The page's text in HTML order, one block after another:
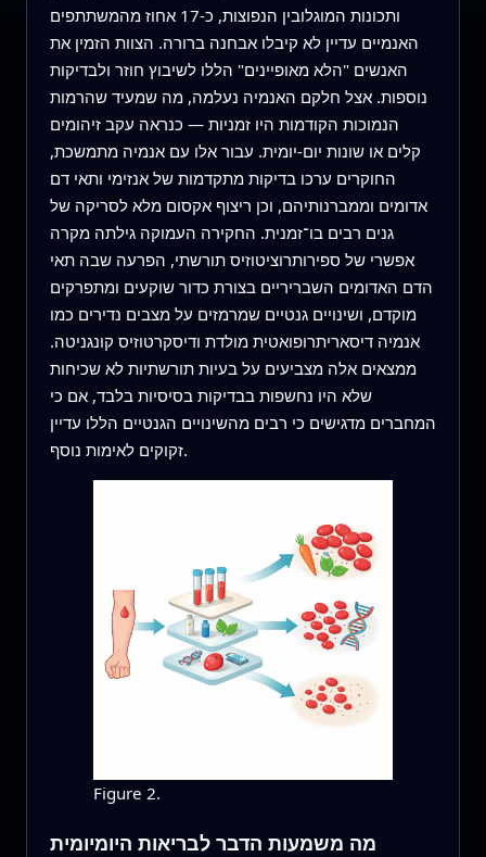
ותכונות המוגלובין הנפוצות, כ‑17 אחוז מהמשתתפים
האנמיים עדיין לא קיבלו אבחנה ברורה. הצוות הזמין את
האנשים "הלא מאופיינים" הללו לשיבוץ חוזר ולבדיקות
נוספות. אצל חלקם האנמיה נעלמה, מה שמעיד שהרמות
הנמוכות הקודמות היו זמניות — כנראה עקב זיהומים
קלים או שונות יום-יומית. עבור אלו עם אנמיה מתמשכת,
החוקרים ערכו בדיקות מתקדמות של אנזימי ותאי דם
אדומים וממברנותיהם, וכן ריצוף אקסום מלא לסריקה של
גנים רבים בו־זמנית. החקירה העמוקה גילתה מקרה
אפשרי של ספירותרוציטוזיס תורשתי, הפרעה שבה תאי
הדם האדומים השבריריים בצורת כדור שוקעים ומתפרקים
מוקדם, ושינויים גנטיים שמרמזים על מצבים נדירים כמו
אנמיה דיסאריתרופואטית מולדת ודיסקרטוזיס קונגניטה.
ממצאים אלה מצביעים על בעיות תורשתיות לא שכיחות
שלא היו נחשפות בבדיקות בסיסיות בלבד, אם כי
המחברים מדגישים כי רבים מהשינויים הגנטיים הללו עדיין
זקוקים לאימות נוסף.
Figure 2.
מה משמעות הדבר לבריאות היומיומית